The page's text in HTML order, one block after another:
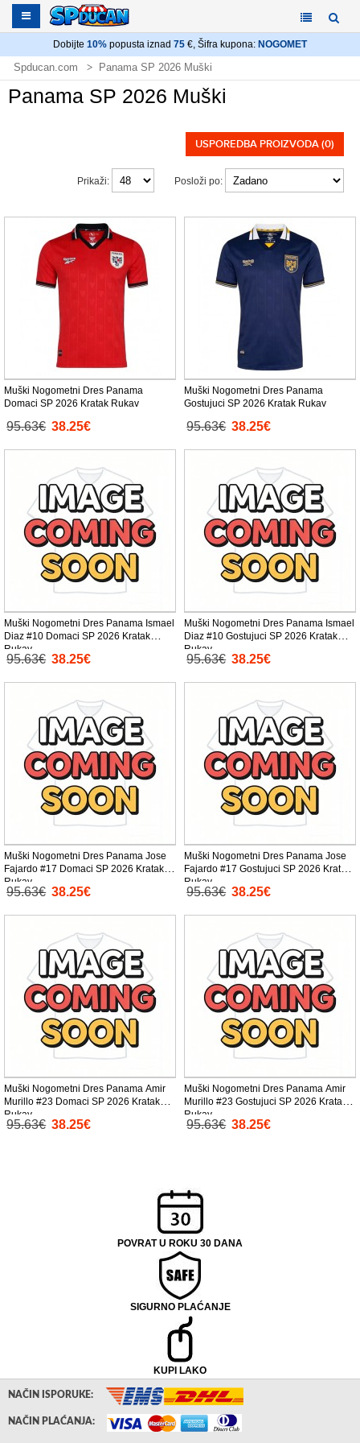
Dobijte 10% popusta iznad 75 €, Šifra kupona: NOGOMET
Spducan.com Panama SP 2026 Muški
Panama SP 2026 Muški
USPOREDBA PROIZVODA (0)
Posloži po:
Prikaži:
Muški Nogometni Dres Panama
Domaci SP 2026 Kratak Rukav
95.63€ 38.25€
Muški Nogometni Dres Panama
Gostujuci SP 2026 Kratak Rukav
95.63€ 38.25€
Muški Nogometni Dres Panama Ismael
Diaz #10 Domaci SP 2026 Kratak
Rukav
95.63€ 38.25€
Muški Nogometni Dres Panama Ismael
Diaz #10 Gostujuci SP 2026 Kratak
Rukav
95.63€ 38.25€
Muški Nogometni Dres Panama Jose
Fajardo #17 Domaci SP 2026 Kratak
Rukav
95.63€ 38.25€
Muški Nogometni Dres Panama Jose
Fajardo #17 Gostujuci SP 2026 Kratak
Rukav
95.63€ 38.25€
Muški Nogometni Dres Panama Amir
Murillo #23 Domaci SP 2026 Kratak
Rukav
95.63€ 38.25€
Muški Nogometni Dres Panama Amir
Murillo #23 Gostujuci SP 2026 Kratak
Rukav
95.63€ 38.25€
POVRAT U ROKU 30 DANA
SIGURNO PLAĆANJE
KUPI LAKO
NAČIN ISPORUKE:
NAČIN PLAĆANJA: